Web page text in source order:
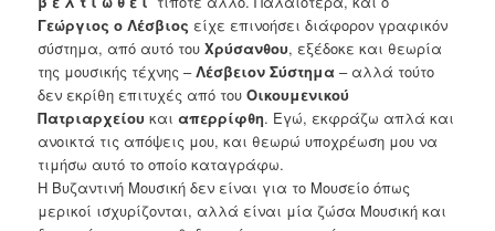
Γεώργιος o Λέσβιος είχε επινοήσει διάφορον γραφικόν
σύστημα, από αυτό τουΧρύσανθου, εξέδοκε και θεωρία
της μουσικής τέχνης –Λέσβειον Σύστημα – αλλά τούτο
δεν εκρίθη επιτυχές από τουΟικουμενικού
Πατριαρχείου καιαπερρίφθη. Εγώ, εκφράζω απλά και
ανοικτά τις απόψεις μου, και θεωρώ υποχρέωση μου να
τιμήσω αυτό το οποίο καταγράφω.
Η Βυζαντινή Μουσική δεν είναι για το Μουσείο όπως
μερικοί ισχυρίζονται, αλλά είναι μία ζώσα Μουσική και